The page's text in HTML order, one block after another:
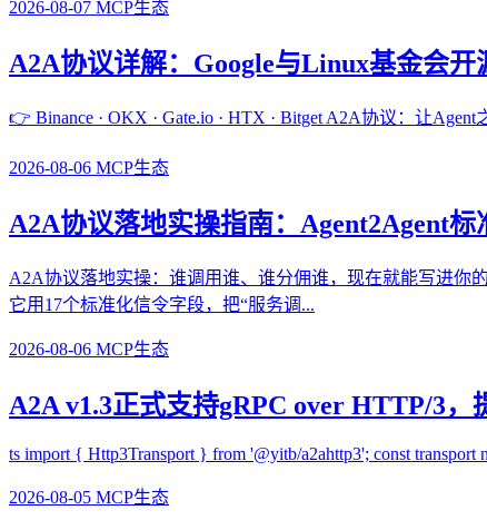
2026-08-07 MCP生态
A2A协议详解：Google与Linux基金会开
👉 Binance · OKX · Gate.io · HTX · Bitget A2A协议：让
2026-08-06 MCP生态
A2A协议落地实操指南：Agent2Agent
A2A协议落地实操：谁调用谁、谁分佣谁，现在就能写进你
它用17个标准化信令字段，把“服务调...
2026-08-06 MCP生态
A2A v1.3正式支持gRPC over HTTP/3
ts import { Http3Transport } from '@yitb/a2ahttp3'; const
2026-08-05 MCP生态